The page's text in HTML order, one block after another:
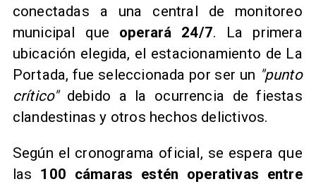
conectadas a una central de monitoreo
municipal que operará 24/7. La primera
ubicación elegida, el estacionamiento de La
Portada, fue seleccionada por ser un "punto
crítico"debido a la ocurrencia de fiestas
clandestinas y otros hechos delictivos.
Según el cronograma oficial, se espera que
las 100 cámaras estén operativas entre